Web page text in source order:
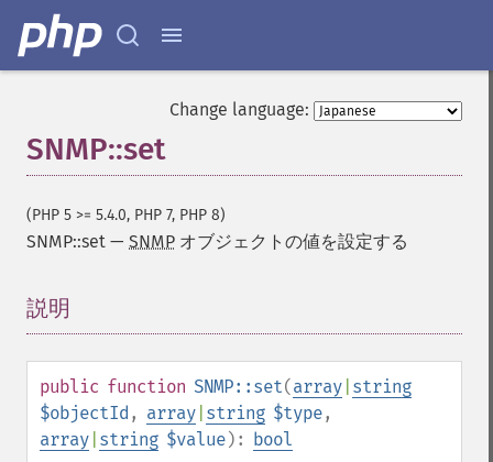
Change language:
SNMP::set
(PHP 5 >= 5.4.0, PHP 7, PHP 8)
SNMP::set — SNMP オブジェクトの値を設定する
説明
public function SNMP::set(array string
$objectId , array string $type,
array string $value): bool